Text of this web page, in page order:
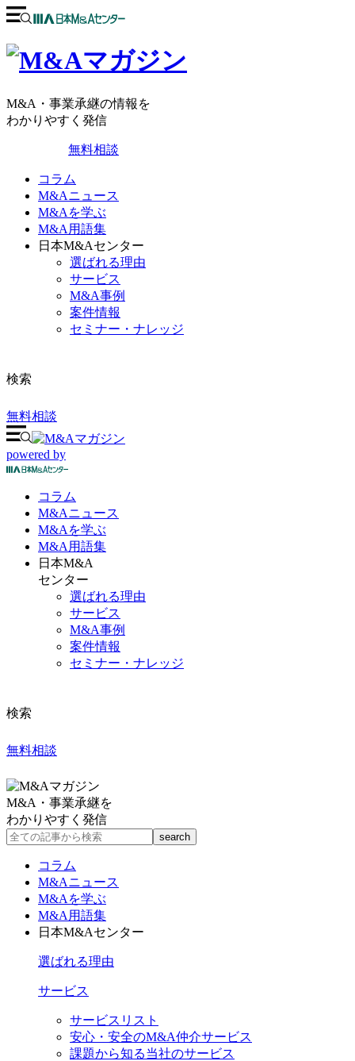
M&A・事業承継の情報を
わかりやすく発信
無料相談
コラム
M&Aニュース
M&Aを学ぶ
M&A用語集
日本M&Aセンター
選ばれる理由
サービス
M&A事例
案件情報
セミナー・ナレッジ
検索
無料相談
powered by
コラム
M&Aニュース
M&Aを学ぶ
M&A 用語集
日本M&A
センター
選ばれる理由
サービス
M&A事例
案件情報
セミナー・ナレッジ
検索
無料相談
M&A・事業承継を
わかりやすく発信
コラム
M&Aニュース
M&Aを学ぶ
M&A用語集
日本M&Aセンター
選ばれる理由
サービス
サービスリスト
安心・安全のM&A仲介サービス
課題から知る当社のサービス